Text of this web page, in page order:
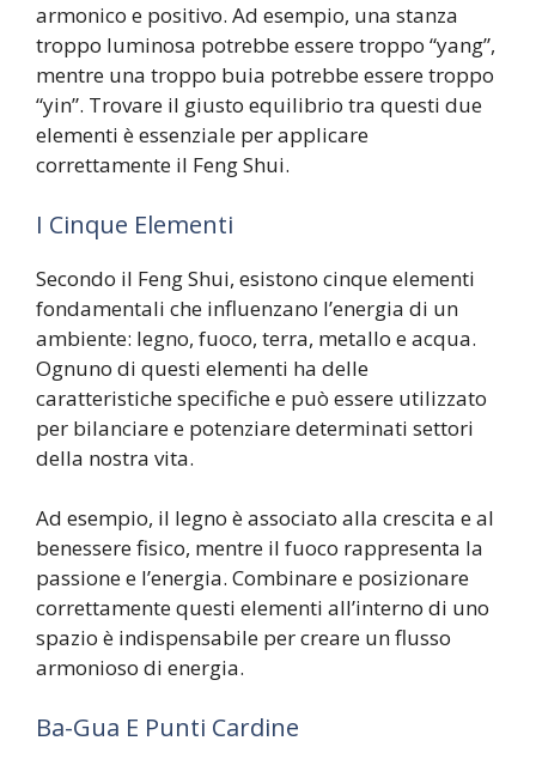
armonico e positivo. Ad esempio, una stanza
troppo luminosa potrebbe essere troppo “yang”,
mentre una troppo buia potrebbe essere troppo
“yin”. Trovare il giusto equilibrio tra questi due
elementi è essenziale per applicare
correttamente il Feng Shui.
I Cinque Elementi
Secondo il Feng Shui, esistono cinque elementi
fondamentali che influenzano l’energia di un
ambiente: legno, fuoco, terra, metallo e acqua.
Ognuno di questi elementi ha delle
caratteristiche specifiche e può essere utilizzato
per bilanciare e potenziare determinati settori
della nostra vita.
Ad esempio, il legno è associato alla crescita e al
benessere fisico, mentre il fuoco rappresenta la
passione e l’energia. Combinare e posizionare
correttamente questi elementi all’interno di uno
spazio è indispensabile per creare un flusso
armonioso di energia.
Ba-Gua E Punti Cardine